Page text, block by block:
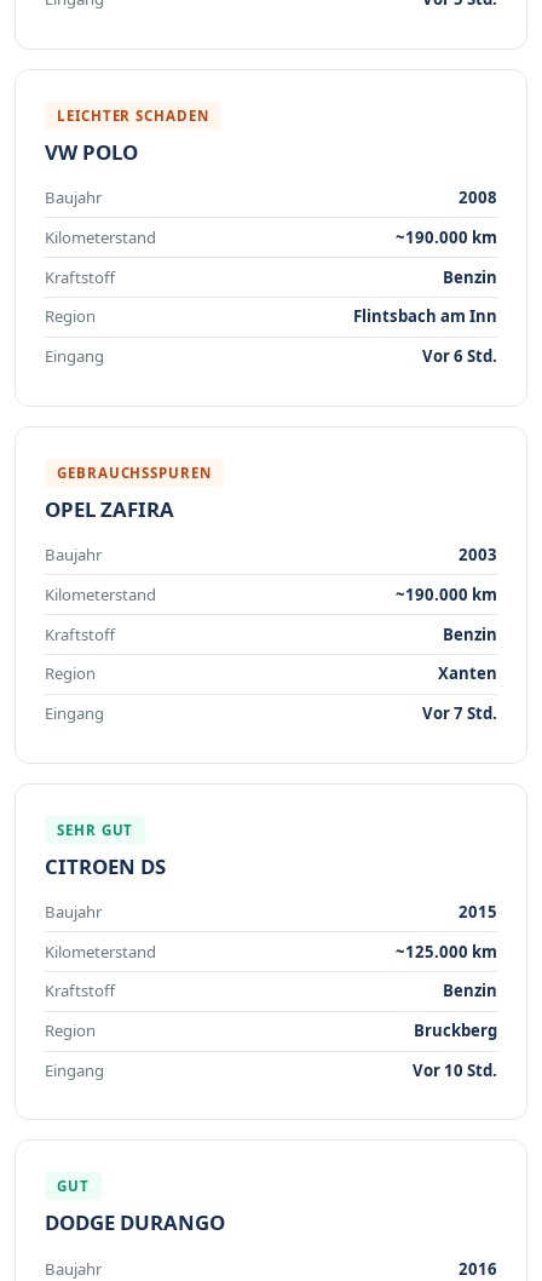
LEICHTER SCHADEN
VW POLO
Baujahr
2008
Kilometerstand
~190.000 km
Kraftstoff
Benzin
Region
Flintsbach am Inn
Eingang
Vor 6 Std.
GEBRAUCHSSPUREN
OPEL ZAFIRA
Baujahr
2003
Kilometerstand
~190.000 km
Kraftstoff
Benzin
Region
Xanten
Eingang
Vor 7 Std.
SEHR GUT
CITROEN DS
Baujahr
2015
Kilometerstand
~125.000 km
Kraftstoff
Benzin
Region
Bruckberg
Eingang
Vor 10 Std.
GUT
DODGE DURANGO
Baujahr
2016